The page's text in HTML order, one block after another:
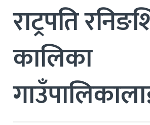
राट्रपति
कालिका